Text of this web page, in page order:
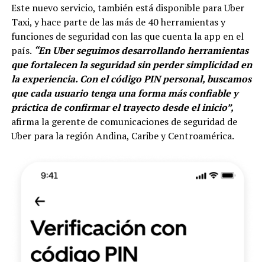
Este nuevo servicio, también está disponible para Uber
Taxi, y hace parte de las más de 40 herramientas y
funciones de seguridad con las que cuenta la app en el
país. “En Uber seguimos desarrollando herramientas
que fortalecen la seguridad sin perder simplicidad en
la experiencia. Con el código PIN personal, buscamos
que cada usuario tenga una forma más confiable y
práctica de confirmar el trayecto desde el inicio”,
afirma la gerente de comunicaciones de seguridad de
Uber para la región Andina, Caribe y Centroamérica.